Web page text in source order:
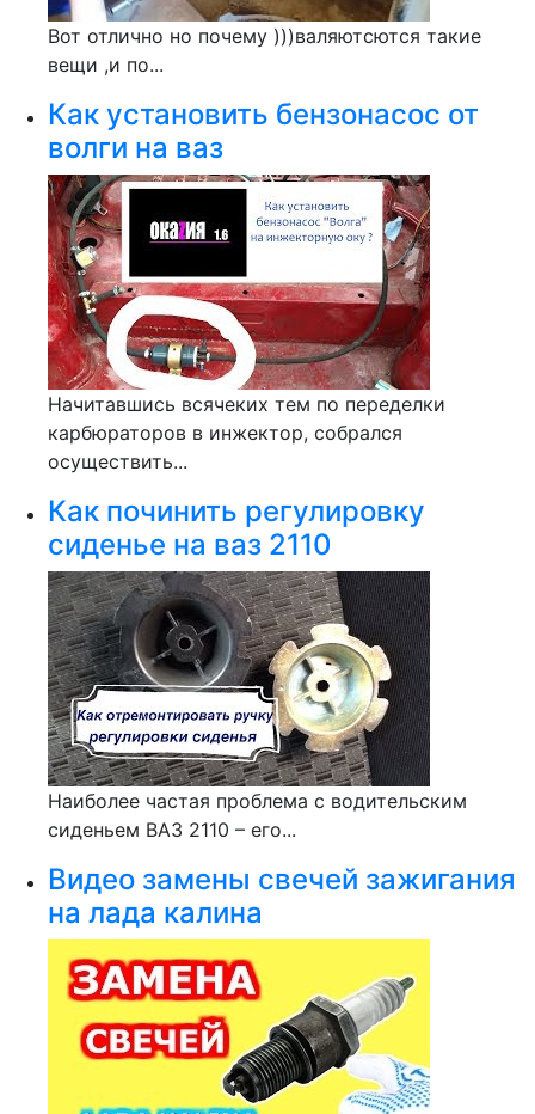
Вот отлично но почему )))валяютсются такие
вещи ,и по...
Как установить бензонасос от
волги на ваз
Начитавшись всячеких тем по переделки
карбюраторов в инжектор, собрался
осуществить...
Как починить регулировку
сиденье на ваз 2110
Наиболее частая проблема с водительским
сиденьем ВАЗ 2110 – его...
Видео замены свечей зажигания
на лада калина